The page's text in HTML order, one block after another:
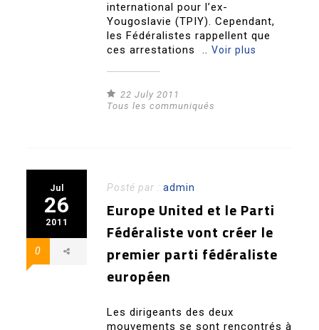
international pour l’ex-
Yougoslavie (TPIY). Cependant,
les Fédéralistes rappellent que
ces arrestations ..Voir plus
22 July 2011
Tous les communiqués
Jul
26
2011
0
Posté par :admin
Europe United et le Parti
Fédéraliste vont créer le
premier parti fédéraliste
européen
Les dirigeants des deux
mouvements se sont rencontrés à